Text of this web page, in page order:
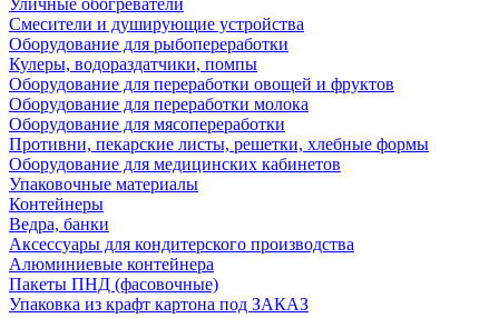
Уличные обогреватели
Смесители и душирующие устройства
Оборудование для рыбопереработки
Кулеры, водораздатчики, помпы
Оборудование для переработки овощей и фруктов
Оборудование для переработки молока
Оборудование для мясопереработки
Противни, пекарские листы, решетки, хлебные формы
Оборудование для медицинских кабинетов
Упаковочные материалы
Контейнеры
Ведра, банки
Аксессуары для кондитерского производства
Алюминиевые контейнера
Пакеты ПНД (фасовочные)
Упаковка из крафт картона под ЗАКАЗ